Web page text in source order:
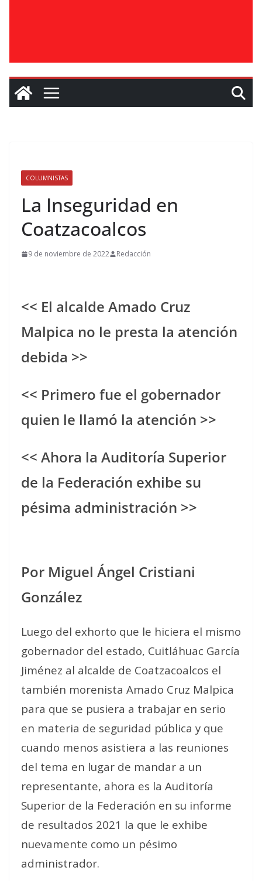
COLUMNISTAS
La Inseguridad en
Coatzacoalcos
9 de noviembre de 2022 Redacción
<< El alcalde Amado Cruz
Malpica no le presta la atención
debida >>
<< Primero fue el gobernador
quien le llamó la atención >>
<< Ahora la Auditoría Superior
de la Federación exhibe su
pésima administración >>
Por Miguel Ángel Cristiani
González
Luego del exhorto que le hiciera el mismo
gobernador del estado, Cuitláhuac García
Jiménez al alcalde de Coatzacoalcos el
también morenista Amado Cruz Malpica
para que se pusiera a trabajar en serio
en materia de seguridad pública y que
cuando menos asistiera a las reuniones
del tema en lugar de mandar a un
representante, ahora es la Auditoría
Superior de la Federación en su informe
de resultados 2021 la que le exhibe
nuevamente como un pésimo
administrador.